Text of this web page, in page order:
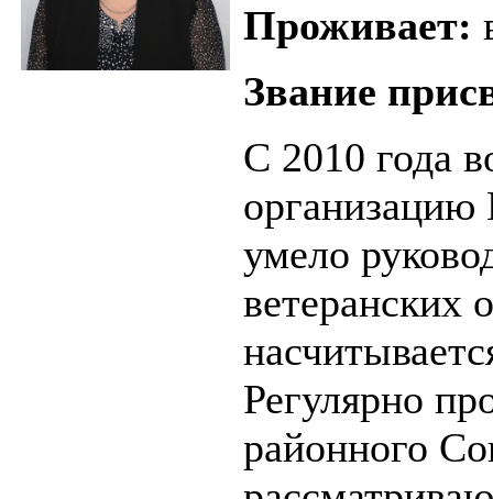
Проживает:
Звание
С 2010 года
умело
ветеранских
Регулярно
районного